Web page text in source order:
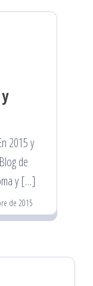
2015 y
de
y […]
de 2015